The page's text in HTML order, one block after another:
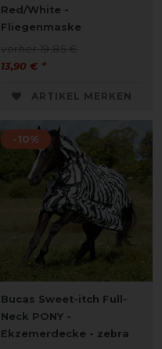
Red/White -
Fliegenmaske
vorher 19,85 €
13,90 € *
ARTIKEL MERKEN
-10%
Bucas Sweet-itch Full-
Neck PONY -
Ekzemerdecke - zebra